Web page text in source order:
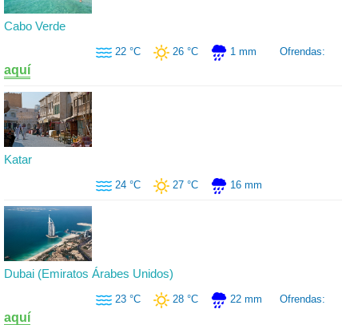
Cabo Verde
22 °C 26 °C 1 mm Ofrendas:
aquí
Katar
24 °C 27 °C 16 mm
Dubai (Emiratos Árabes Unidos)
23 °C 28 °C 22 mm Ofrendas:
aquí